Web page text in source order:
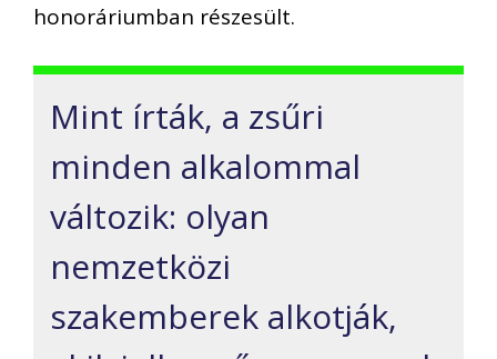
honoráriumban részesült.
Mint írták, a zsűri
minden alkalommal
változik: olyan
nemzetközi
szakemberek alkotják,